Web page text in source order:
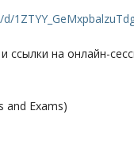
на онлайн-
and Exams)